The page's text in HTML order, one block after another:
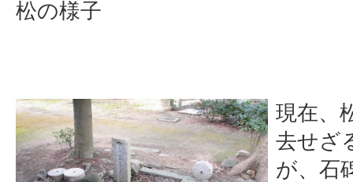
松の様子
現在、
去せざ
が、石